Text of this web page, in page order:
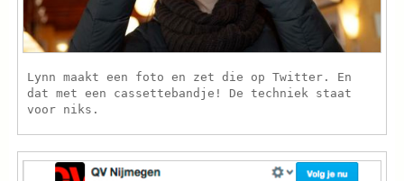
Lynn maakt een foto en zet die op Twitter. En
dat met een cassettebandje! De techniek staat
voor niks.